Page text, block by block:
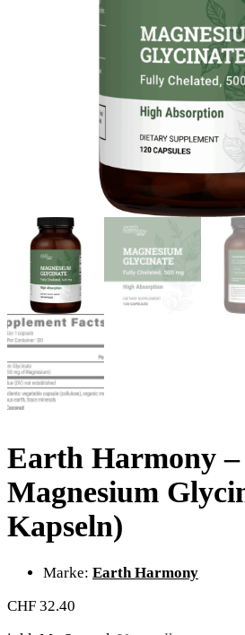
Earth Harmony –
Magnesium
Kapseln)
Marke: Earth Harmony
CHF 32.40